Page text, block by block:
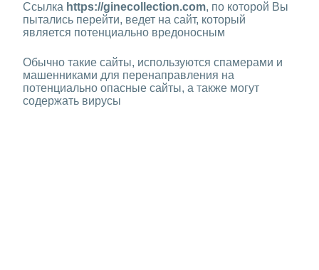
Ссылка https://ginecollection.com, по которой Вы
пытались перейти, ведет на сайт, который
является потенциально вредоносным
Обычно такие сайты, используются спамерами и
машенниками для перенаправления на
потенциально опасные сайты, а также могут
содержать вирусы